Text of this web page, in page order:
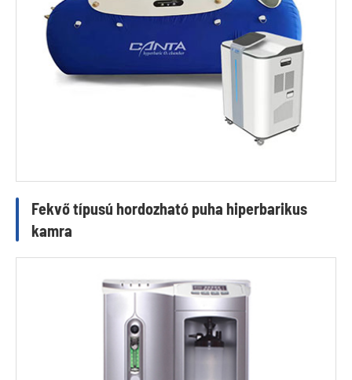
Fekvő típusú hordozható puha hiperbarikus
kamra